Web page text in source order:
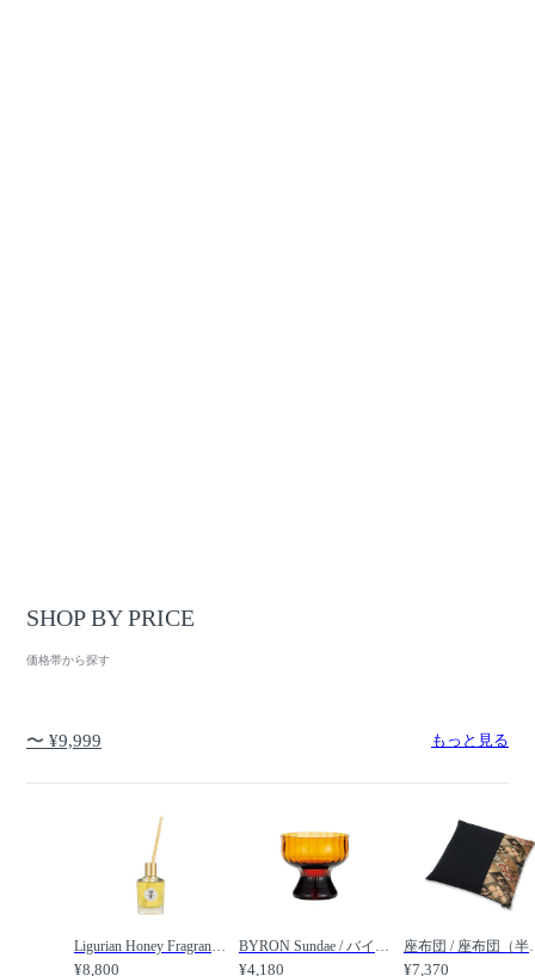
SHOP BY PRICE
価格帯から探す
〜 ¥9,999 もっと見る
¥8,800 ¥4,180
座布団 / 座布団（半面
¥7,370